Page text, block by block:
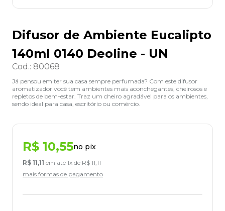
Difusor de Ambiente Eucalipto
140ml 0140 Deoline - UN
Cod.: 80068
Já pensou em ter sua casa sempre perfumada? Com este difusor
aromatizador você tem ambientes mais aconchegantes, cheirosos e
repletos de bem-estar. Traz um cheiro agradável para os ambientes,
sendo ideal para casa, escritório ou comércio.
R$ 10,55no pix
R$ 11,11 em até 1x de R$ 11,11
mais formas de pagamento